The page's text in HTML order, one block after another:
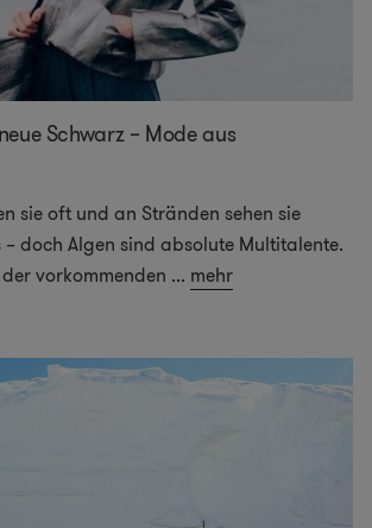
Schwarz – Mode aus
sie oft und an Stränden sehen sie
doch Algen sind absolute Multitalente.
vorkommenden ... mehr